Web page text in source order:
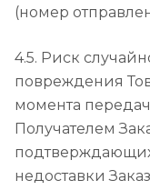
(номер
4.5. Риск
повреждения
момента
Получателем
подтверждающих
недоставки